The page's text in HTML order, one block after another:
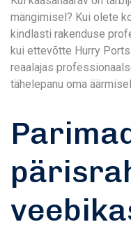
mängimisel? Kui olete
kindlasti rakenduse
kui ettevõtte Hurry
reaalajas
tähelepanu oma